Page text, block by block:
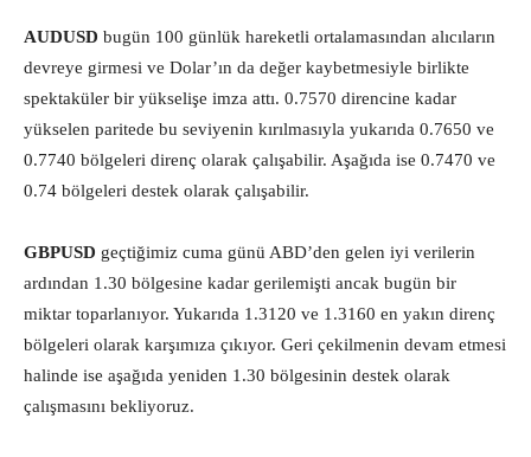
AUDUSD bugün 100 günlük hareketli ortalamasından alıcıların
devreye girmesi ve Dolar’ın da değer kaybetmesiyle birlikte
spektaküler bir yükselişe imza attı. 0.7570 direncine kadar
yükselen paritede bu seviyenin kırılmasıyla yukarıda 0.7650 ve
0.7740 bölgeleri direnç olarak çalışabilir. Aşağıda ise 0.7470 ve
0.74 bölgeleri destek olarak çalışabilir.
GBPUSD geçtiğimiz cuma günü ABD’den gelen iyi verilerin
ardından 1.30 bölgesine kadar gerilemişti ancak bugün bir
miktar toparlanıyor. Yukarıda 1.3120 ve 1.3160 en yakın direnç
bölgeleri olarak karşımıza çıkıyor. Geri çekilmenin devam etmesi
halinde ise aşağıda yeniden 1.30 bölgesinin destek olarak
çalışmasını bekliyoruz.